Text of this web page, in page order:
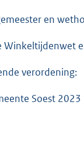
en
Winkeltijdenwet
verordening:
Soest 2023